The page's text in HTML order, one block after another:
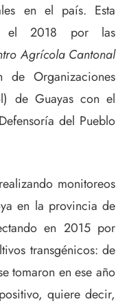
en el país. Esta
el 2018 por las
Agrícola Cantonal
Organizaciones
de Guayas con el
del Pueblo
monitoreos
en la provincia de
en 2015 por
transgénicos: de
tomaron en ese año
quiere decir,